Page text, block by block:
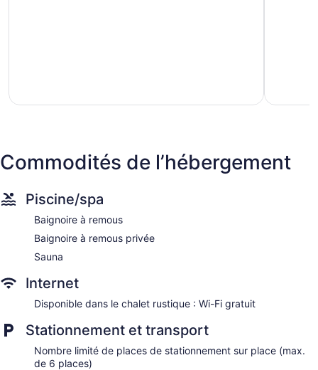
Commodités de l’hébergement
Piscine/spa
Baignoire à remous
Baignoire à remous privée
Sauna
Internet
Disponible dans le chalet rustique : Wi-Fi gratuit
Stationnement et transport
Nombre limité de places de stationnement sur place (max.
de 6 places)